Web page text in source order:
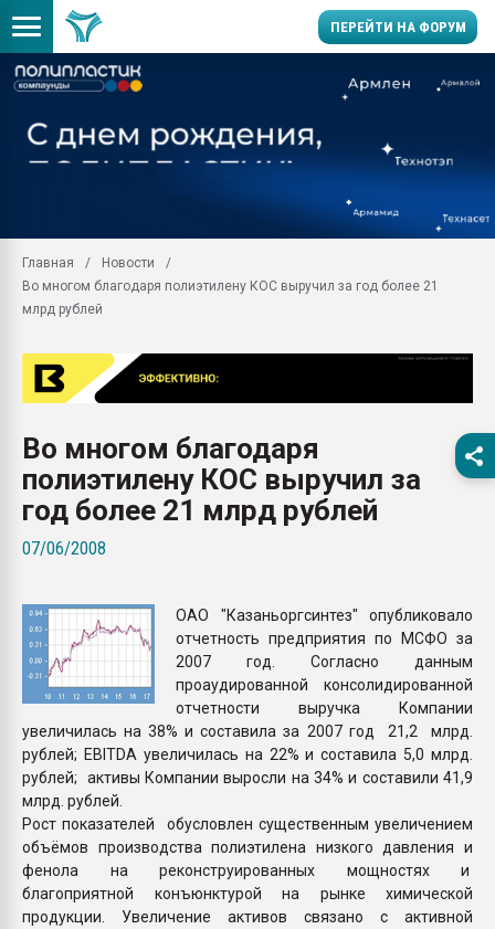
ПЕРЕЙТИ НА ФОРУМ
заводу пластмасс"
первый план в
28.07.2026
ситуацией на
Всё, что касается
Главная
Новости
Во многом благодаря полиэтилену КОС выручил за год более 21
млрд рублей
Во многом благодаря
полиэтилену КОС выручил за
год более 21 млрд рублей
07/06/2008
ОАО "Казаньоргсинтез" опубликовало
отчетность предприятия по МСФО за
2007 год. Согласно данным
проаудированной консолидированной
отчетности выручка Компании
увеличилась на 38% и составила за 2007 год 21,2 млрд.
рублей; EBITDA увеличилась на 22% и составила 5,0 млрд.
рублей; активы Компании выросли на 34% и составили 41,9
млрд. рублей.
Рост показателей обусловлен существенным увеличением
объёмов производства полиэтилена низкого давления и
фенола на реконструированных мощностях и
благоприятной конъюнктурой на рынке химической
продукции. Увеличение активов связано с активной